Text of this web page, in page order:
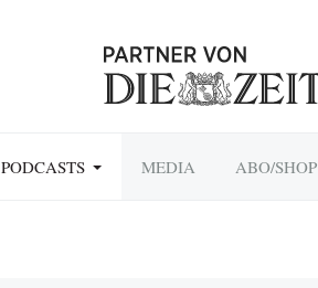
PODCASTS MEDIA ABO/SHOP